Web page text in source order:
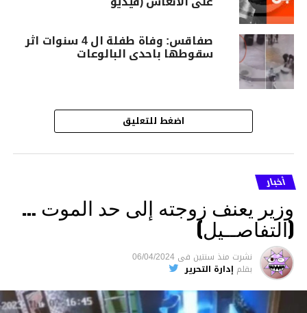
صفاقس: وفاة طفلة ال 4 سنوات اثر
سقوطها باحدى البالوعات
اضغط للتعليق
أخبار
وزير يعنف زوجته إلى حد الموت …
(التفاصــيل)
نشرت منذ سنتين فى 06/04/2024
بقلم إدارة التحرير